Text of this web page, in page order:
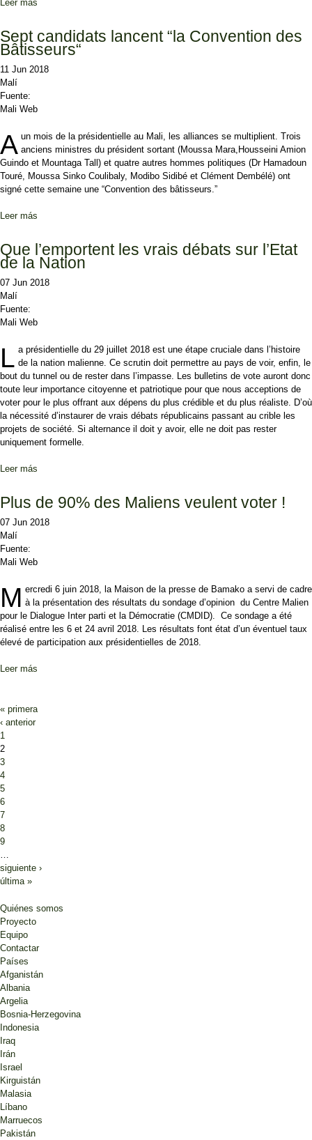
Leer más
Sept candidats lancent “la Convention des
Bâtisseurs“
11 Jun 2018
Malí
Fuente:
Mali Web
A un mois de la présidentielle au Mali, les alliances se multiplient. Trois
anciens ministres du président sortant (Moussa Mara,Housseini Amion
Guindo et Mountaga Tall) et quatre autres hommes politiques (Dr Hamadoun
Touré, Moussa Sinko Coulibaly, Modibo Sidibé et Clément Dembélé) ont
signé cette semaine une “Convention des bâtisseurs.”
Leer más
Que l’emportent les vrais débats sur l’Etat
de la Nation
07 Jun 2018
Malí
Fuente:
Mali Web
L a présidentielle du 29 juillet 2018 est une étape cruciale dans l’histoire
de la nation malienne. Ce scrutin doit permettre au pays de voir, enfin, le
bout du tunnel ou de rester dans l’impasse. Les bulletins de vote auront donc
toute leur importance citoyenne et patriotique pour que nous acceptions de
voter pour le plus offrant aux dépens du plus crédible et du plus réaliste. D’où
la nécessité d’instaurer de vrais débats républicains passant au crible les
projets de société. Si alternance il doit y avoir, elle ne doit pas rester
uniquement formelle.
Leer más
Plus de 90% des Maliens veulent voter !
07 Jun 2018
Malí
Fuente:
Mali Web
M ercredi 6 juin 2018, la Maison de la presse de Bamako a servi de cadre
à la présentation des résultats du sondage d’opinion du Centre Malien
pour le Dialogue Inter parti et la Démocratie (CMDID). Ce sondage a été
réalisé entre les 6 et 24 avril 2018. Les résultats font état d’un éventuel taux
élevé de participation aux présidentielles de 2018.
Leer más
Páginas
« primera
‹ anterior
1
2
3
4
5
6
7
8
9
…
siguiente ›
última »
Quiénes somos
Proyecto
Equipo
Contactar
Países
Afganistán
Albania
Argelia
Bosnia-Herzegovina
Indonesia
Iraq
Irán
Israel
Kirguistán
Malasia
Líbano
Marruecos
Pakistán